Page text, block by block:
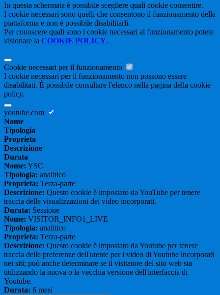
In questa schermata è possibile scegliere quali cookie consentire.
I cookie necessari sono quelli che consentono il funzionamento della
piattaforma e non è possibile disabilitarli.
Per conoscere quali sono i cookie necessari al funzionamento potete
visionare la COOKIE POLICY.
Cookie necessari per il funzionamento
I cookie necessari per il funzionamento non possono essere
disabilitati. È possibile consultare l'elenco nella pagina della cookie
policy.
youtube.com
Nome
Tipologia
Proprieta
Descrizione
Durata
Nome: YSC
Tipologia: analitico
Proprieta: Terza-parte
Descrizione: Questo cookie è impostato da YouTube per tenere
traccia delle visualizzazioni dei video incorporati.
Durata: Sessione
Nome: VISITOR_INFO1_LIVE
Tipologia: analitico
Proprieta: Terza-parte
Descrizione: Questo cookie è impostato da Youtube per tenere
traccia delle preferenze dell'utente per i video di Youtube incorporati
nei siti; può anche determinare se il visitatore del sito web sta
utilizzando la nuova o la vecchia versione dell'interfaccia di
Youtube.
Durata: 6 mesi